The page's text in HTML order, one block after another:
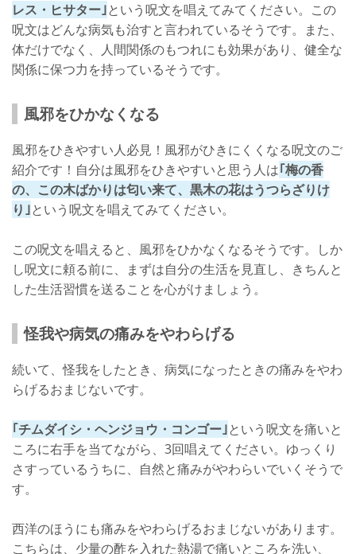
レス・ヒサター｣という呪文を唱えてみてください。この
呪文はどんな病気も治すと言われているそうです。また、
体だけでなく、人間関係のもつれにも効果があり、健全な
関係に保つ力を持っているそうです。
風邪をひかなくなる
風邪をひきやすい人必見！風邪がひきにくくなる呪文のご
紹介です！自分は風邪をひきやすいと思う人は｢梅の香
の、この木ばかりは匂い来て、黒木の花はうつらざりけ
り｣という呪文を唱えてみてください。
この呪文を唱えると、風邪をひかなくなるそうです。しか
し呪文に頼る前に、まずは自分の生活を見直し、きちんと
した生活習慣を送ることを心がけましょう。
怪我や病気の痛みをやわらげる
続いて、怪我をしたとき、病気になったときの痛みをやわ
らげるおまじないです。
｢チムダイシ・ヘンジョウ・コンゴー｣という呪文を痛いと
ころに右手を当てながら、3回唱えてください。ゆっくり
さすっているうちに、自然と痛みがやわらいでいくそうで
す。
西洋のほうにも痛みをやわらげるおまじないがあります。
こちらは、少量の酢を入れた熱湯で痛いところを洗い、